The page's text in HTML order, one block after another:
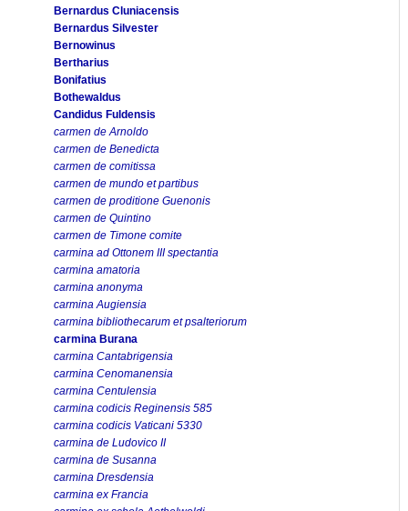
Bernardus Cluniacensis
Bernardus Silvester
Bernowinus
Bertharius
Bonifatius
Bothewaldus
Candidus Fuldensis
carmen de Arnoldo
carmen de Benedicta
carmen de comitissa
carmen de mundo et partibus
carmen de proditione Guenonis
carmen de Quintino
carmen de Timone comite
carmina ad Ottonem III spectantia
carmina amatoria
carmina anonyma
carmina Augiensia
carmina bibliothecarum et psalteriorum
carmina Burana
carmina Cantabrigensia
carmina Cenomanensia
carmina Centulensia
carmina codicis Reginensis 585
carmina codicis Vaticani 5330
carmina de Ludovico II
carmina de Susanna
carmina Dresdensia
carmina ex Francia